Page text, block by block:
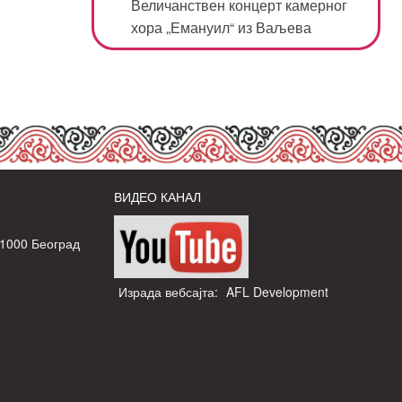
Величанствен концерт камерног
хора „Емануил“ из Ваљева
Београд
ВИДЕО КАНАЛ
Израда вебсајта: AFL Development